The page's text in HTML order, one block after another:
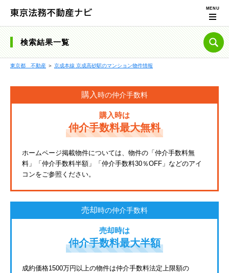
検索結果一覧
東京都 不動産 ＞ 京成本線 京成高砂駅のマンション物件情報
購入時の仲介手数料
購入時は
仲介手数料最大無料
ホームページ掲載物件については、物件の「仲介手数料無
料」「仲介手数料半額」「仲介手数料30％OFF」などのアイ
コンをご参照ください。
売却時の仲介手数料
売却時は
仲介手数料最大半額
成約価格1500万円以上の物件は仲介手数料法定上限額の